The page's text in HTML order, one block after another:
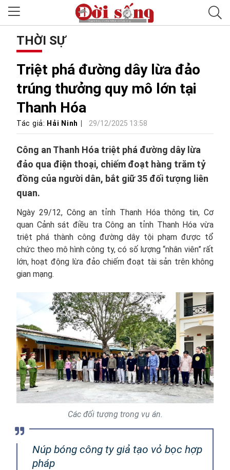
THỜI SỰ
Triệt phá đường dây lừa đảo
trúng thưởng quy mô lớn tại
Thanh Hóa
Tác giả: Hải Ninh 29/12/2025 13:58
Công an Thanh Hóa triệt phá đường dây lừa
đảo qua điện thoại, chiếm đoạt hàng trăm tỷ
đồng của người dân, bắt giữ 35 đối tượng liên
quan.
Ngày 29/12, Công an tỉnh Thanh Hóa thông tin, Cơ
quan Cảnh sát điều tra Công an tỉnh Thanh Hóa vừa
triệt phá thành công đường dây tội phạm được tổ
chức theo mô hình công ty, có số lượng “nhân viên” rất
lớn, hoạt động lừa đảo chiếm đoạt tài sản trên không
gian mạng.
Các đối tượng trong vụ án.
Núp bóng công ty giả tạo vỏ bọc hợp
pháp